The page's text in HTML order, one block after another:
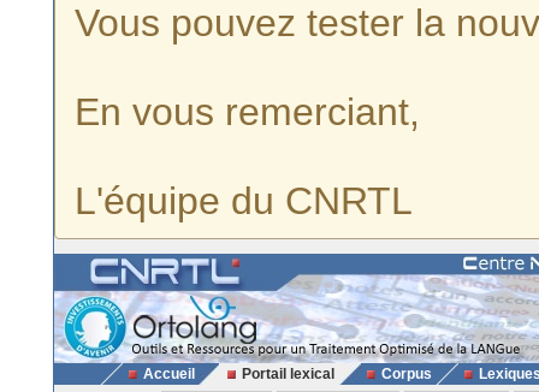
Vous pouvez tester la
En vous remerciant,
L'équipe du CNRTL
Accueil Portail lexical Corpus